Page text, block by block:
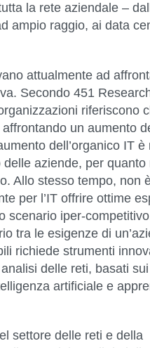
la rete aziendale –
ampio raggio, ai data
attualmente ad
Secondo 451
riferiscono
un aumento
dell’organico IT è
aziende, per quanto
Allo stesso tempo, non
per l’IT offrire ottime
scenario iper-
tra le esigenze di
richiede strumenti
delle reti, basati
artificiale e
settore delle reti e della